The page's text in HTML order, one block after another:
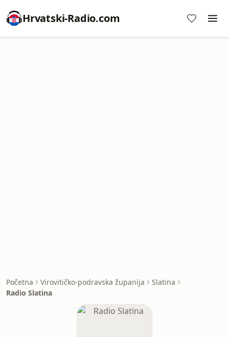
Hrvatski-Radio.com
Početna Virovitičko-podravska županija
Slatina
Radio Slatina